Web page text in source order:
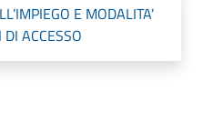
E MODALITA’
ACCESSO